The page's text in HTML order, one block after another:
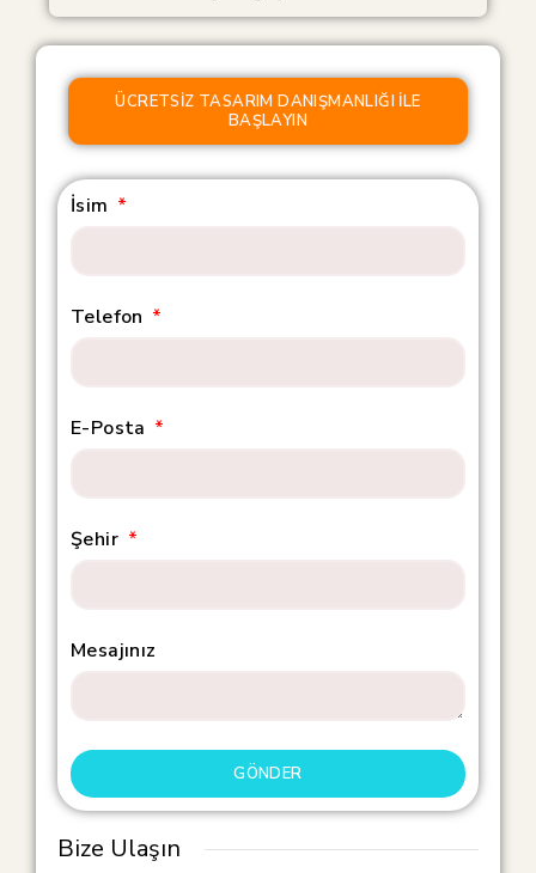
ÜCRETSIZ TASARIM DANIŞMANLIĞI ILE
BAŞLAYIN
İsim
Telefon
E-Posta
Şehir
Mesajınız
GÖNDER
Bize Ulaşın